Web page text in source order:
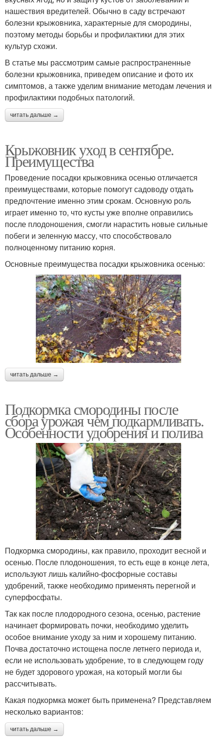
нашествия вредителей. Обычно в саду встречают
болезни крыжовника, характерные для смородины,
поэтому методы борьбы и профилактики для этих
культур схожи.
В статье мы рассмотрим самые распространенные
болезни крыжовника, приведем описание и фото их
симптомов, а также уделим внимание методам лечения и
профилактики подобных патологий.
читать дальше →
Крыжовник уход в сентябре.
Преимущества
Проведение посадки крыжовника осенью отличается
преимуществами, которые помогут садоводу отдать
предпочтение именно этим срокам. Основную роль
играет именно то, что кусты уже вполне оправились
после плодоношения, смогли нарастить новые сильные
побеги и зеленную массу, что способствовало
полноценному питанию корня.
Основные преимущества посадки крыжовника осенью:
читать дальше →
Подкормка смородины после
сбора урожая чем подкармливать.
Особенности удобрения и полива
Подкормка смородины, как правило, проходит весной и
осенью. После плодоношения, то есть еще в конце лета,
используют лишь калийно-фосфорные составы
удобрений, также необходимо применять перегной и
суперфосфаты.
Так как после плодородного сезона, осенью, растение
начинает формировать почки, необходимо уделить
особое внимание уходу за ним и хорошему питанию.
Почва достаточно истощена после летнего периода и,
если не использовать удобрение, то в следующем году
не будет здорового урожая, на который могли бы
рассчитывать.
Какая подкормка может быть применена? Представляем
несколько вариантов:
читать дальше →